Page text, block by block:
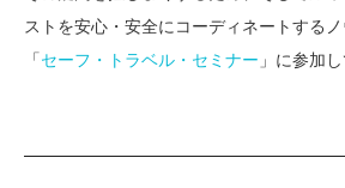
ストを安心・安全にコーディネートするノ
「セーフ・トラベル・セミナー 」に参加